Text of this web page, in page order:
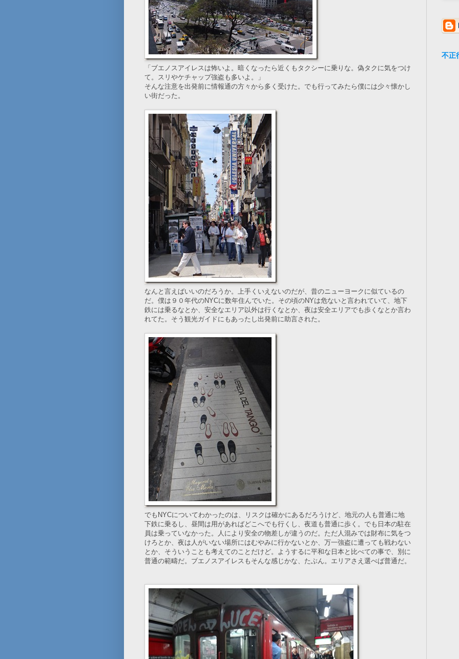
「ブエノスアイレスは怖いよ。暗くなったら近くもタクシーに乗りな。偽タクに気をつけ
て。スリやケチャップ強盗も多いよ。」
そんな注意を出発前に情報通の方々から多く受けた。でも行ってみたら僕には少々懐かし
い街だった。
なんと言えばいいのだろうか。上手くいえないのだが、昔のニューヨークに似ているの
だ。僕は９０年代のNYCに数年住んでいた。その頃のNYは危ないと言われていて、地下
鉄には乗るなとか、安全なエリア以外は行くなとか、夜は安全エリアでも歩くなとか言わ
れてた。そう観光ガイドにもあったし出発前に助言された。
でもNYCについてわかったのは、リスクは確かにあるだろうけど、地元の人も普通に地
下鉄に乗るし、昼間は用があればどこへでも行くし、夜道も普通に歩く。でも日本の駐在
員は乗っていなかった。人により安全の物差しが違うのだ。ただ人混みでは財布に気をつ
けろとか、夜は人がいない場所にはむやみに行かないとか、万一強盗に遭っても戦わない
とか、そういうことも考えてのことだけど。ようするに平和な日本と比べての事で、別に
普通の範疇だ。ブエノスアイレスもそんな感じかな、たぶん。エリアさえ選べば普通だ。
不正